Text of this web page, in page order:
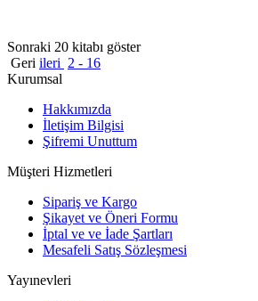
Sonraki 20 kitabı göster
Geri ileri 2 - 16
Kurumsal
Hakkımızda
İletişim Bilgisi
Şifremi Unuttum
Müşteri Hizmetleri
Sipariş ve Kargo
Şikayet ve Öneri Formu
İptal ve ve İade Şartları
Mesafeli Satış Sözleşmesi
Yayınevleri